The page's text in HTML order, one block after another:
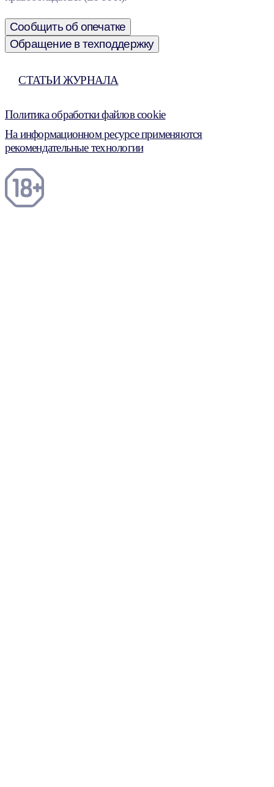
Сообщить об опечатке
Обращение в техподдержку
СТАТЬИ ЖУРНАЛА
Политика обработки файлов cookie
На информационном ресурсе применяются
рекомендательные технологии